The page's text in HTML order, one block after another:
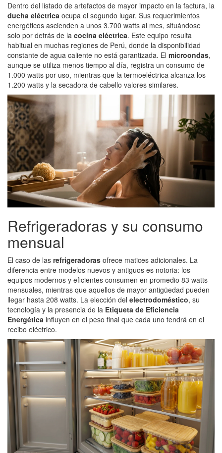
Dentro del listado de artefactos de mayor impacto en la factura, la
ducha eléctrica ocupa el segundo lugar. Sus requerimientos
energéticos ascienden a unos 3.700 watts al mes, situándose
solo por detrás de la cocina eléctrica. Este equipo resulta
habitual en muchas regiones de Perú, donde la disponibilidad
constante de agua caliente no está garantizada. El microondas,
aunque se utiliza menos tiempo al día, registra un consumo de
1.000 watts por uso, mientras que la termoeléctrica alcanza los
1.200 watts y la secadora de cabello valores similares.
Refrigeradoras y su consumo
mensual
El caso de las refrigeradoras ofrece matices adicionales. La
diferencia entre modelos nuevos y antiguos es notoria: los
equipos modernos y eficientes consumen en promedio 83 watts
mensuales, mientras que aquellos de mayor antigüedad pueden
llegar hasta 208 watts. La elección del electrodoméstico, su
tecnología y la presencia de la Etiqueta de Eficiencia
Energética influyen en el peso final que cada uno tendrá en el
recibo eléctrico.